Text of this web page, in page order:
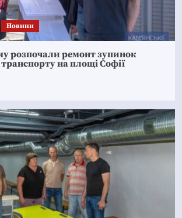
Новини
розпочали ремонт зупинок
на площі Софії